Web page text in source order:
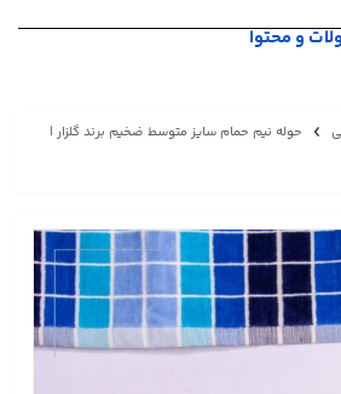
و محتوا
حوله نيم حمام سایز متوسط ضخيم برند گلزار |